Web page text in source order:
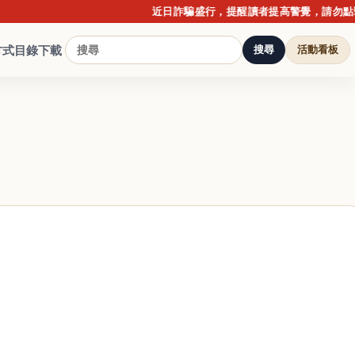
近日詐騙盛行，提醒讀者提高警覺，請勿點擊不
式目錄下載 搜尋 活動看板